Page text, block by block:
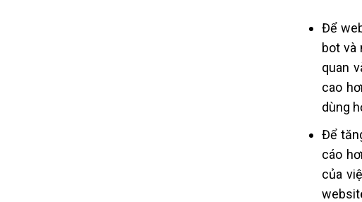
Để
bot và
quan
cao
dùng
Để
cáo
của